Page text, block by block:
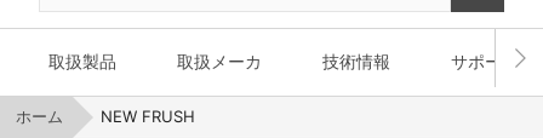
取扱製品 取扱メーカ 技術情報 サポート
ホーム NEW FRUSH